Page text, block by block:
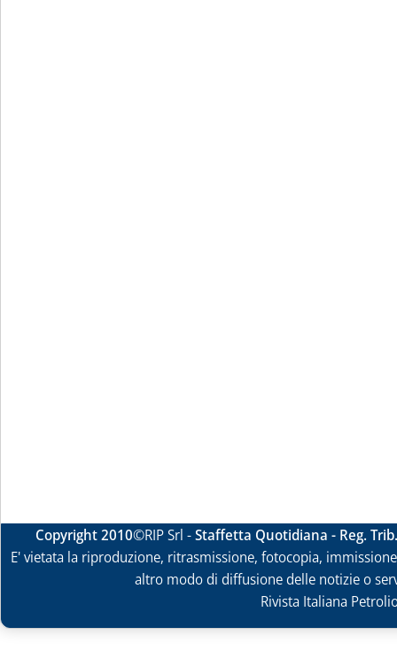
Copyright 2010©RIP Srl -Staffetta Quotidiana - Reg.
E' vietata la riproduzione, ritrasmissione, fotocopia,
altro modo di diffusione delle notizie o
Rivista Italiana